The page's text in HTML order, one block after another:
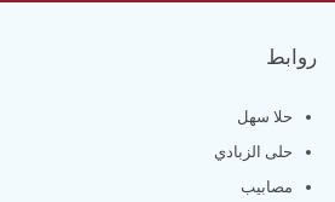
روابط
حلا سهل
حلى الزبادي
مصابيب